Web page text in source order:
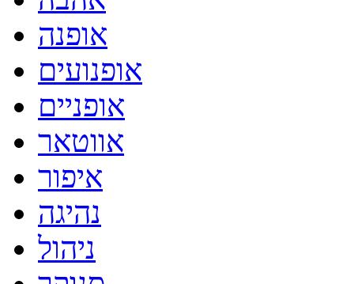
אופנה
אופנועים
אופניים
אווטאר
איפור
נהיגה
ניהול